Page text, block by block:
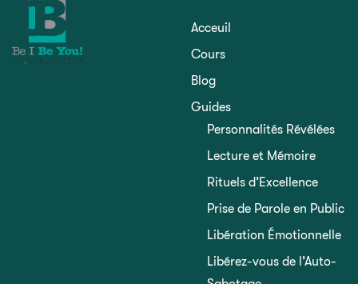
Acceuil
Cours
Blog
Guides
Personnalités Révélées
Lecture et Mémoire
Rituels d’Excellence
Prise de Parole en Public
Libération Émotionnelle
Libérez-vous de l’Auto-